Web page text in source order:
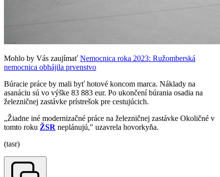
Mohlo by Vás zaujímať Nemocnica roka 2023: Ružomberská
nemocnica obhájila prvenstvo
Búracie práce by mali byť hotové koncom marca. Náklady na
asanáciu sú vo výške 83 883 eur. Po ukončení búrania osadia na
železničnej zastávke prístrešok pre cestujúcich.
„Žiadne iné modernizačné práce na železničnej zastávke Okoličné v
tomto roku ŽSR neplánujú," uzavrela hovorkyňa.
(tasr)